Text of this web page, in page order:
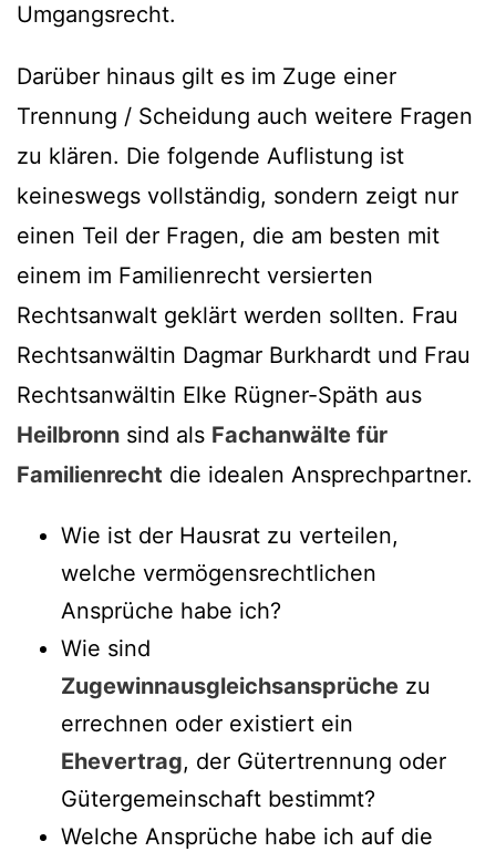
Umgangsrecht.
Darüber hinaus gilt es im Zuge einer
Trennung / Scheidung auch weitere Fragen
zu klären. Die folgende Auflistung ist
keineswegs vollständig, sondern zeigt nur
einen Teil der Fragen, die am besten mit
einem im Familienrecht versierten
Rechtsanwalt geklärt werden sollten. Frau
Rechtsanwältin Dagmar Burkhardt und Frau
Rechtsanwältin Elke Rügner-Späth aus
Heilbronn sind als Fachanwälte für
Familienrecht die idealen Ansprechpartner.
Wie ist der Hausrat zu verteilen,
welche vermögensrechtlichen
Ansprüche habe ich?
Wie sind
Zugewinnausgleichsansprüche zu
errechnen oder existiert ein
Ehevertrag, der Gütertrennung oder
Gütergemeinschaft bestimmt?
Welche Ansprüche habe ich auf die